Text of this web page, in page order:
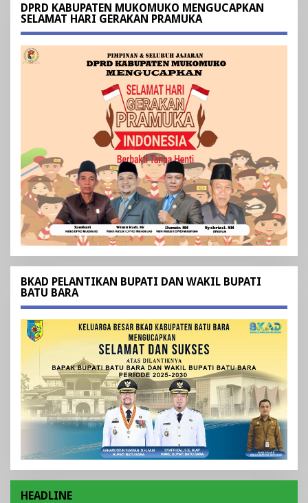
DPRD KABUPATEN MUKOMUKO MENGUCAPKAN
SELAMAT HARI GERAKAN PRAMUKA
BKAD PELANTIKAN BUPATI DAN WAKIL BUPATI
BATU BARA
HEADLINE